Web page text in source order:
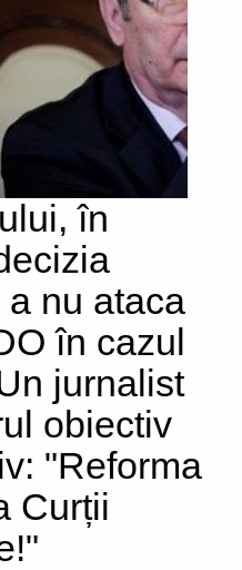
în
nu ataca
în cazul
jurnalist
obiectiv
"Reforma
Curții